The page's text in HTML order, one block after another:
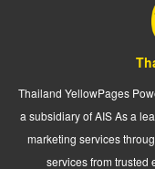
Thailand YellowPages
a subsidiary of AIS As a
marketing services
services from trusted